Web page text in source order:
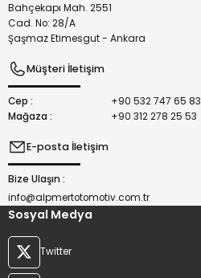
Bahçekapı Mah. 2551
Cad. No: 28/A
Şaşmaz Etimesgut - Ankara
Müşteri İletişim
Cep :
+90 532 747 65 83
Mağaza :
+90 312 278 25 53
E-posta İletişim
Bize Ulaşın :
info@alpmertotomotiv.com.tr
Sosyal Medya
Twitter